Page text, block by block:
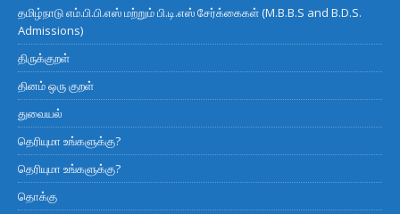
தமிழ்நாடு எம்.பி.பி.எஸ் மற்றும் பி.டி.எஸ் சேர்க்கைகள் (M.B.B.S and B.D.S.
Admissions)
திருக்குறள்
தினம் ஒரு குறள்
துவையல்
தெரியுமா உங்களுக்கு?
தெரியுமா உங்களுக்கு?
தொக்கு